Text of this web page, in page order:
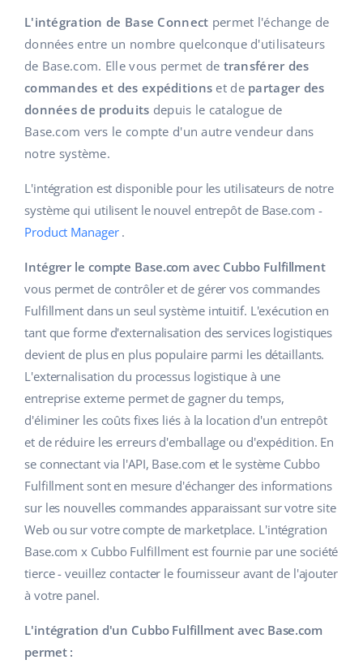
Automatisation des flux
Base Connect
L'IA au service du e-commerce
Maison et jardin
Produits pour enfants
Électronique
Pièces automobiles
Supermarché
Santé et beauté
La mode
Aide
Académie
Blog
Services
Autres
Calculateur de gains
Collaborations et partenaires
Contact
english (US)
english (GB)
english (IN)
čeština
deutsch
Ελληνικά
español (AR)
español (MX)
Français
Italiano
português (BR)
română
L'intégration de Base Connect permet l'échange de
données entre un nombre quelconque d'utilisateurs
de Base.com. Elle vous permet de transférer des
commandes et des expéditions et de partager des
données de produits depuis le catalogue de
Base.com vers le compte d'un autre vendeur dans
notre système.
L'intégration est disponible pour les utilisateurs de notre
système qui utilisent le nouvel entrepôt de Base.com -
Product Manager.
Intégrer le compte Base.com avec Cubbo Fulfillment
vous permet de contrôler et de gérer vos commandes
Fulfillment dans un seul système intuitif. L'exécution en
tant que forme d'externalisation des services logistiques
devient de plus en plus populaire parmi les détaillants.
L'externalisation du processus logistique à une
entreprise externe permet de gagner du temps,
d'éliminer les coûts fixes liés à la location d'un entrepôt
et de réduire les erreurs d'emballage ou d'expédition. En
se connectant via l'API, Base.com et le système Cubbo
Fulfillment sont en mesure d'échanger des informations
sur les nouvelles commandes apparaissant sur votre site
Web ou sur votre compte de marketplace. L'intégration
Base.com x Cubbo Fulfillment est fournie par une société
tierce - veuillez contacter le fournisseur avant de l'ajouter
à votre panel.
L'intégration d'un Cubbo Fulfillment avec Base.com
permet :